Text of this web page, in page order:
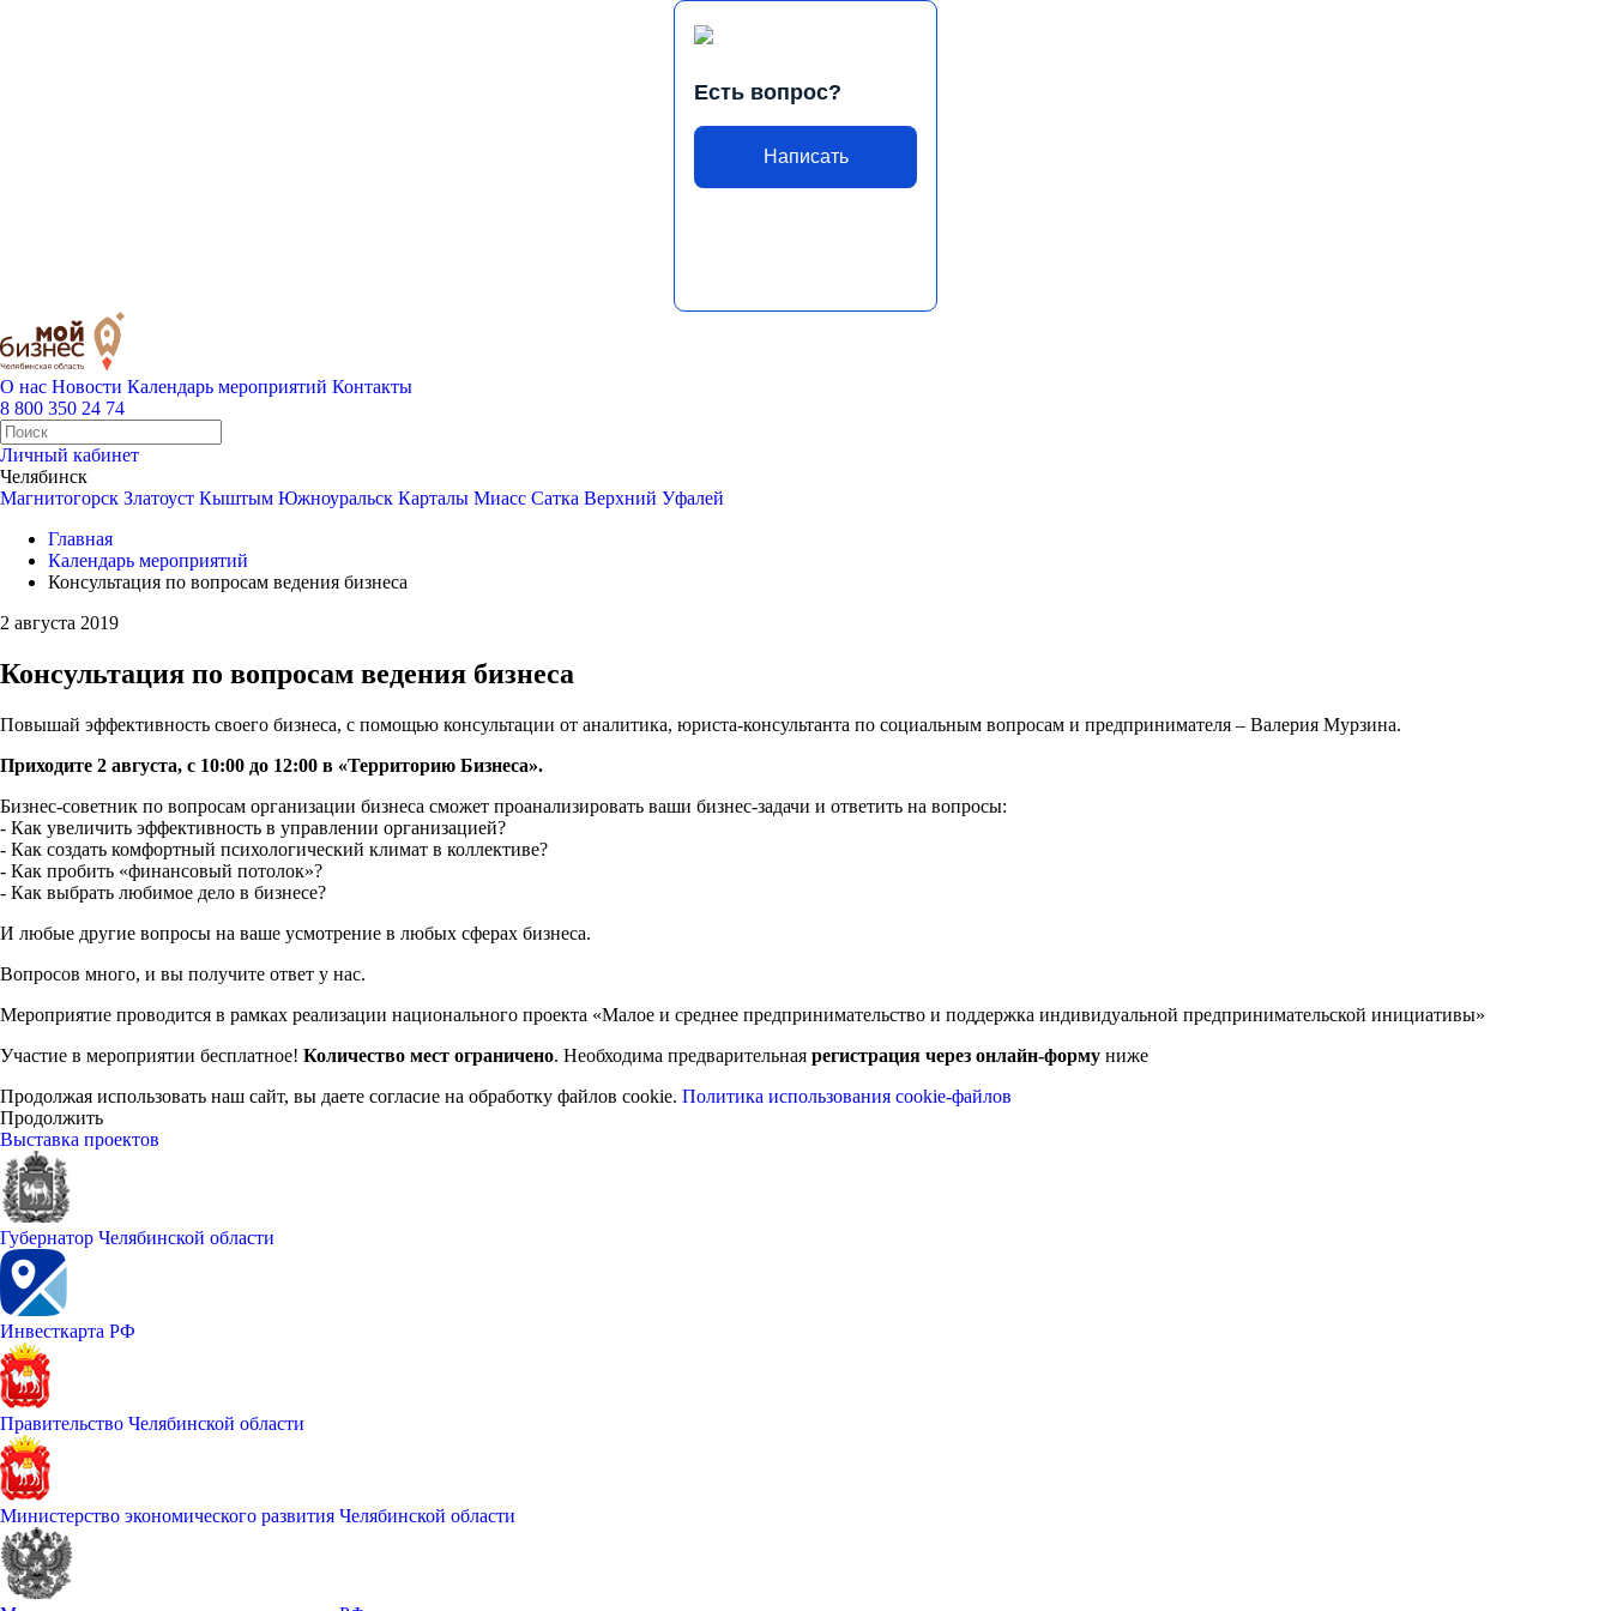
Есть вопрос?
Написать
О нас Новости Календарь мероприятий Контакты
8 800 350 24 74
Личный кабинет
Челябинск
Магнитогорск Златоуст Кыштым Южноуральск Карталы Миасс Сатка Верхний Уфалей
Главная
Календарь мероприятий
Консультация по вопросам ведения бизнеса
2 августа 2019
Консультация по вопросам ведения бизнеса
Повышай эффективность своего бизнеса, с помощью консультации от аналитика, юриста-консультанта по социальным вопросам и предпринимателя – Валерия Мурзина.
Приходите 2 августа, с 10:00 до 12:00 в «Территорию Бизнеса».
Бизнес-советник по вопросам организации бизнеса сможет проанализировать ваши бизнес-задачи и ответить на вопросы:
- Как увеличить эффективность в управлении организацией?
- Как создать комфортный психологический климат в коллективе?
- Как пробить «финансовый потолок»?
- Как выбрать любимое дело в бизнесе?
И любые другие вопросы на ваше усмотрение в любых сферах бизнеса.
Вопросов много, и вы получите ответ у нас.
Мероприятие проводится в рамках реализации национального проекта «Малое и среднее предпринимательство и поддержка индивидуальной предпринимательской инициативы»
Участие в мероприятии бесплатное! Количество мест ограничено. Необходима предварительная регистрация через онлайн-форму ниже
Продолжая использовать наш сайт, вы даете согласие на обработку файлов cookie. Политика использования cookie-файлов
Продолжить
Выставка проектов
Губернатор Челябинской области
Инвесткарта РФ
Правительство Челябинской области
Министерство экономического развития Челябинской области